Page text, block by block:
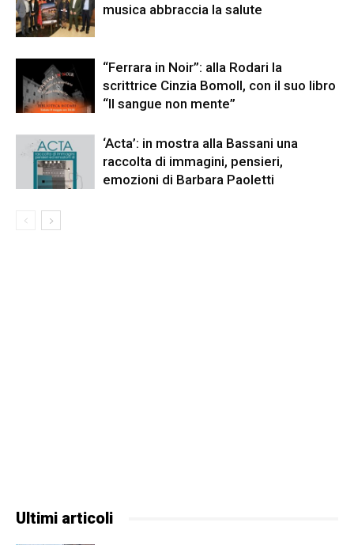
musica abbraccia la salute
“Ferrara in Noir”: alla Rodari la
scrittrice Cinzia Bomoll, con il suo libro
“Il sangue non mente”
‘Acta’: in mostra alla Bassani una
raccolta di immagini, pensieri,
emozioni di Barbara Paoletti
Ultimi articoli